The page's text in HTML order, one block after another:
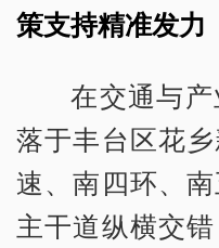
策支持精准发力
在交通与
落于丰台区花
速、南四环、
主干道纵横交